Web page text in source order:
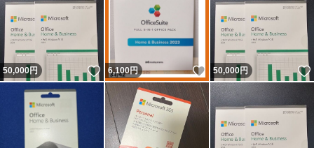
50,000円 いいね！
6,100円 いいね！
50,000円